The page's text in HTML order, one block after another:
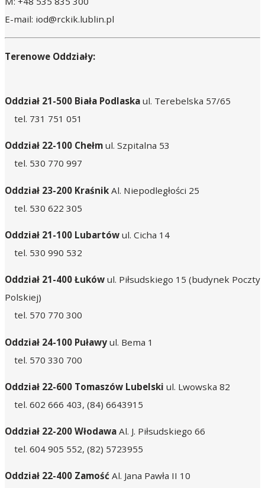
E-mail: iod@rckik.lublin.pl
Terenowe Oddziały:
Oddział 21-500 Biała Podlaska ul. Terebelska 57/65
tel. 731 751 051
Oddział 22-100 Chełm ul. Szpitalna 53
tel. 530 770 997
Oddział 23-200 Kraśnik Al. Niepodległości 25
tel. 530 622 305
Oddział 21-100 Lubartów ul. Cicha 14
tel. 530 990 532
Oddział 21-400 Łuków ul. Piłsudskiego 15 (budynek Poczty
Polskiej)
tel. 570 770 300
Oddział 24-100 Puławy ul. Bema 1
tel. 570 330 700
Oddział 22-600 Tomaszów Lubelski ul. Lwowska 82
tel. 602 666 403, (84) 6643915
Oddział 22-200 Włodawa Al. J. Piłsudskiego 66
tel. 604 905 552, (82) 5723955
Oddział 22-400 Zamość Al. Jana Pawła II 10